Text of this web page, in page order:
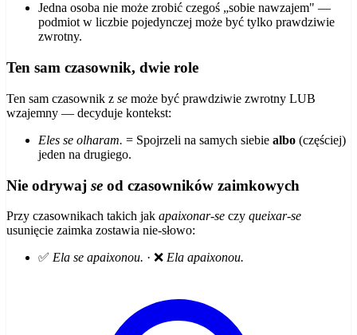
Jedna osoba nie może zrobić czegoś „sobie nawzajem" —
podmiot w liczbie pojedynczej może być tylko prawdziwie
zwrotny.
Ten sam czasownik, dwie role
Ten sam czasownik z se może być prawdziwie zwrotny LUB
wzajemny — decyduje kontekst:
Eles se olharam. = Spojrzeli na samych siebie albo (częściej)
jeden na drugiego.
Nie odrywaj se od czasowników zaimkowych
Przy czasownikach takich jak apaixonar-se czy queixar-se
usunięcie zaimka zostawia nie-słowo:
✅ Ela se apaixonou. · ❌ Ela apaixonou.